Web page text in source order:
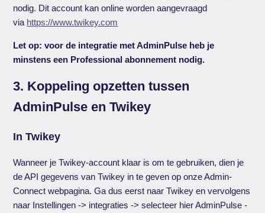
nodig. Dit account kan online worden aangevraagd
via https://www.twikey.com
Let op: voor de integratie met AdminPulse heb je
minstens een Professional abonnement nodig.
3. Koppeling opzetten tussen
AdminPulse en Twikey
In Twikey
Wanneer je Twikey-account klaar is om te gebruiken, dien je
de API gegevens van Twikey in te geven op onze Admin-
Connect webpagina. Ga dus eerst naar Twikey en vervolgens
naar Instellingen -> integraties -> selecteer hier AdminPulse -